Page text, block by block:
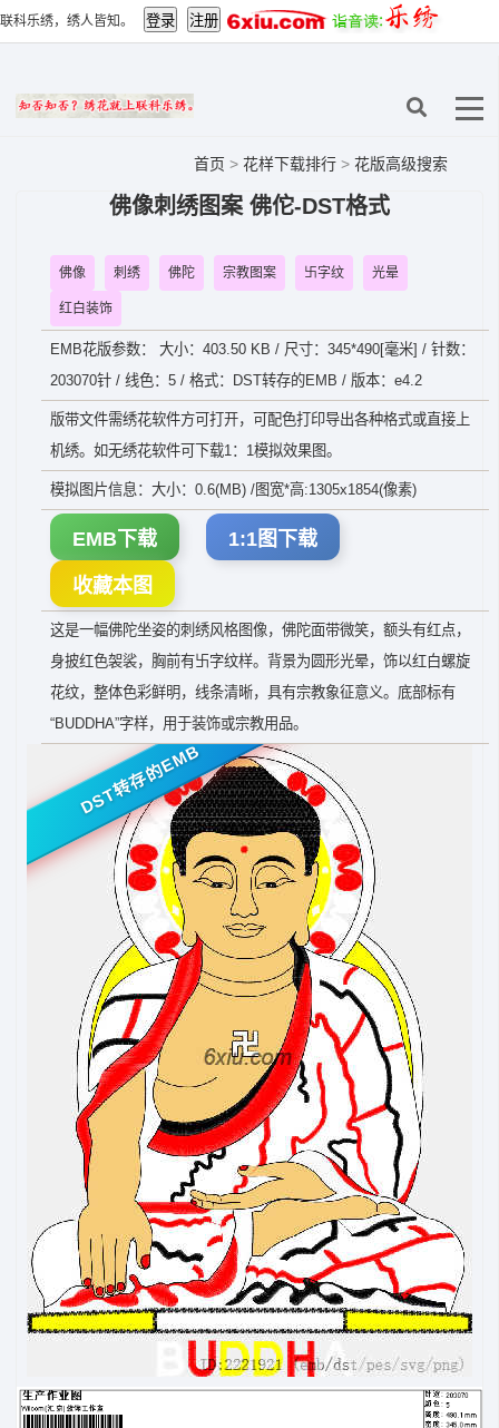
联科乐绣，绣人皆知。
首页 > 花样下载排行 > 花版高级搜索
佛像刺绣图案 佛佗-DST格式
佛像 刺绣 佛陀 宗教图案 卐字纹 光晕
红白装饰
EMB花版参数： 大小：403.50 KB / 尺寸：345*490[毫米] / 针数：
203070针 / 线色：5 / 格式：DST转存的EMB / 版本：e4.2
版带文件需绣花软件方可打开，可配色打印导出各种格式或直接上
机绣。如无绣花软件可下载1：1模拟效果图。
模拟图片信息：大小：0.6(MB) /图宽*高:1305x1854(像素)
EMB下载 1:1图下载
收藏本图
这是一幅佛陀坐姿的刺绣风格图像，佛陀面带微笑，额头有红点，
身披红色袈裟，胸前有卐字纹样。背景为圆形光晕，饰以红白螺旋
花纹，整体色彩鲜明，线条清晰，具有宗教象征意义。底部标有
“BUDDHA”字样，用于装饰或宗教用品。
DST转存的EMB